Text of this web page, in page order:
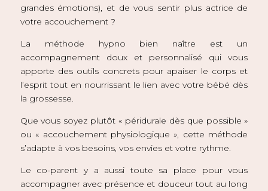
grandes émotions), et de vous sentir plus actrice de
votre accouchement ?
La méthode hypno bien naître est un
accompagnement doux et personnalisé qui vous
apporte des outils concrets pour apaiser le corps et
l’esprit tout en nourrissant le lien avec votre bébé dès
la grossesse.
Que vous soyez plutôt « péridurale dès que possible »
ou « accouchement physiologique », cette méthode
s’adapte à vos besoins, vos envies et votre rythme.
Le co-parent y a aussi toute sa place pour vous
accompagner avec présence et douceur tout au long